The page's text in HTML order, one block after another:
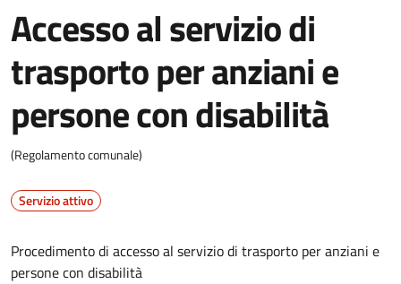
Accesso al servizio di
trasporto per anziani e
persone con disabilità
(Regolamento comunale)
Servizio attivo
Procedimento di accesso al servizio di trasporto per anziani e
persone con disabilità